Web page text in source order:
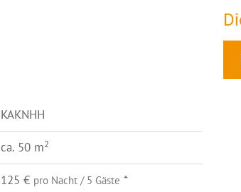
KAKNHH
ca. 50 m2
125 € pro Nacht / 5 Gäste *